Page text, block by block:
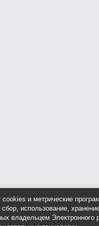
cookies и метрические
использование,
владельцем Электронного